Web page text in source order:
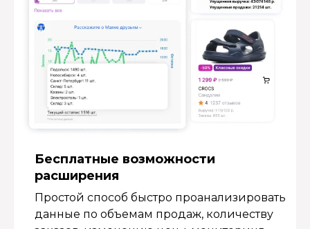
Бесплатные возмож­ности
расширения
Простой способ быстро проанализировать
данные по объемам продаж, количеству